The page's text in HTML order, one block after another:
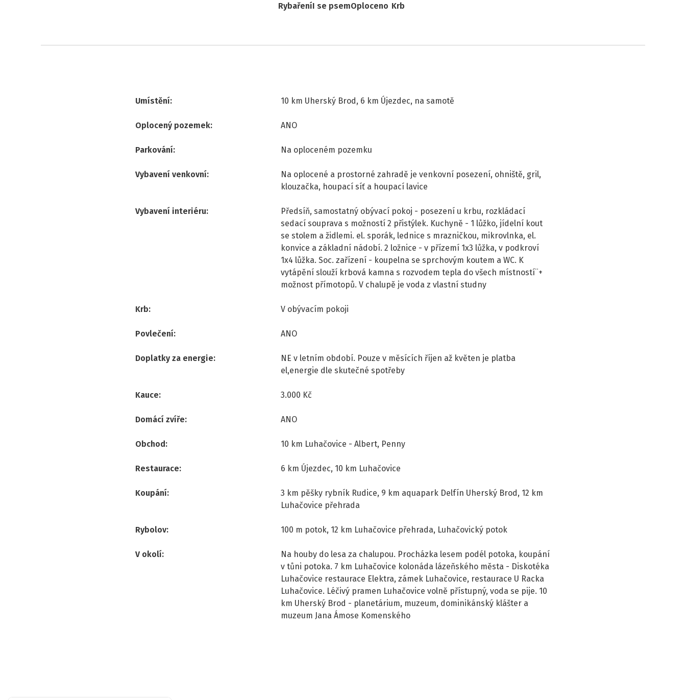
RybařeníI se psemOploceno Krb
Umístění: 10 km Uherský Brod, 6 km Újezdec, na samotě
Oplocený pozemek: ANO
Parkování: Na oploceném pozemku
Vybavení venkovní:
Na oplocené a prostorné zahradě je venkovní posezení, ohniště, gril,
klouzačka, houpací síť a houpací lavice
Vybavení interiéru:
Předsíň, samostatný obývací pokoj - posezení u krbu, rozkládací
sedací souprava s možností 2 přistýlek. Kuchyně - 1 lůžko, jídelní kout
se stolem a židlemi. el. sporák, lednice s mrazničkou, mikrovlnka, el.
konvice a základní nádobí. 2 ložnice - v přízemí 1x3 lůžka, v podkroví
1x4 lůžka. Soc. zařízení - koupelna se sprchovým koutem a WC. K
vytápění slouží krbová kamna s rozvodem tepla do všech místností¨+
možnost přímotopů. V chalupě je voda z vlastní studny
Krb: V obývacím pokoji
Povlečení: ANO
Doplatky za energie:
NE v letním období. Pouze v měsících říjen až květen je platba
el,energie dle skutečné spotřeby
Kauce: 3.000 Kč
Domácí zvíře: ANO
Obchod: 10 km Luhačovice - Albert, Penny
Restaurace: 6 km Újezdec, 10 km Luhačovice
Koupání:
3 km pěšky rybník Rudice, 9 km aquapark Delfín Uherský Brod, 12 km
Luhačovice přehrada
Rybolov: 100 m potok, 12 km Luhačovice přehrada, Luhačovický potok
V okolí:
Na houby do lesa za chalupou. Procházka lesem podél potoka, koupání
v tůni potoka. 7 km Luhačovice kolonáda lázeňského města - Diskotéka
Luhačovice restaurace Elektra, zámek Luhačovice, restaurace U Racka
Luhačovice. Léčivý pramen Luhačovice volně přístupný, voda se pije. 10
km Uherský Brod - planetárium, muzeum, dominikánský klášter a
muzeum Jana Ámose Komenského